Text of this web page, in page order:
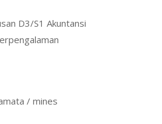
D3/S1 Akuntansi
/ mines